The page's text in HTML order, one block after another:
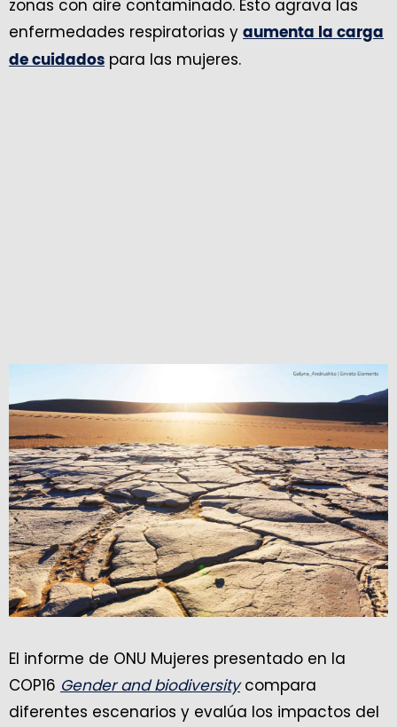
zonas con aire contaminado. Esto agrava las
enfermedades respiratorias y aumenta la carga
de cuidados para las mujeres.
El informe de ONU Mujeres presentado en la
COP16 Gender and biodiversitycompara
diferentes escenarios y evalúa los impactos del